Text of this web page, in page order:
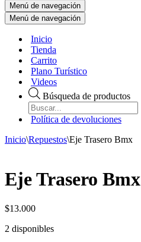
Menú de navegación
Menú de navegación
Inicio
Tienda
Carrito
Plano Turístico
Videos
Búsqueda de productos
Política de devoluciones
Inicio\Repuestos\Eje Trasero Bmx
Eje Trasero Bmx
$13.000
2 disponibles